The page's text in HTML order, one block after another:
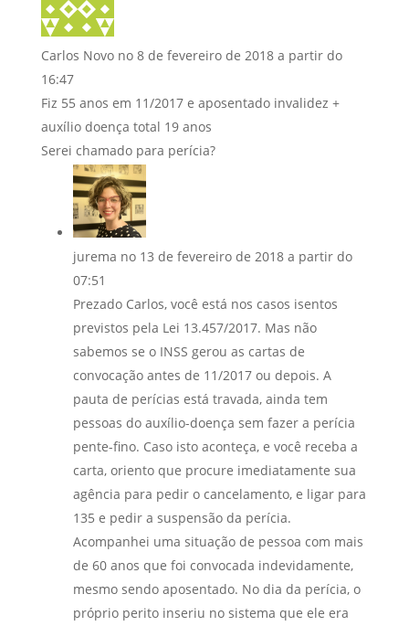
Carlos Novo no 8 de fevereiro de 2018 a partir do
16:47
Fiz 55 anos em 11/2017 e aposentado invalidez +
auxílio doença total 19 anos
Serei chamado para perícia?
jurema no 13 de fevereiro de 2018 a partir do
07:51
Prezado Carlos, você está nos casos isentos
previstos pela Lei 13.457/2017. Mas não
sabemos se o INSS gerou as cartas de
convocação antes de 11/2017 ou depois. A
pauta de perícias está travada, ainda tem
pessoas do auxílio-doença sem fazer a perícia
pente-fino. Caso isto aconteça, e você receba a
carta, oriento que procure imediatamente sua
agência para pedir o cancelamento, e ligar para
135 e pedir a suspensão da perícia.
Acompanhei uma situação de pessoa com mais
de 60 anos que foi convocada indevidamente,
mesmo sendo aposentado. No dia da perícia, o
próprio perito inseriu no sistema que ele era